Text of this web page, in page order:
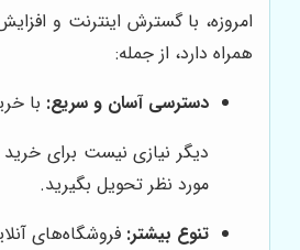
امروزه، با گسترش اینترنت و
همراه دارد، از جمله:
دسترسی آسان و سریع: با
دیگر نیازی نیست برای
مورد نظر تحویل بگیرید.
تنوع بیشتر: فروشگاه‌های